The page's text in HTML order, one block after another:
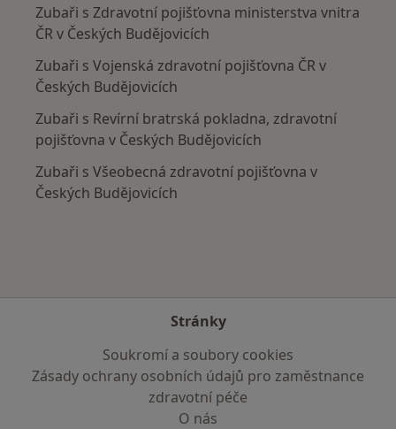
Zubaři s Zdravotní pojišťovna ministerstva vnitra
ČR v Českých Budějovicích
Zubaři s Vojenská zdravotní pojišťovna ČR v
Českých Budějovicích
Zubaři s Revírní bratrská pokladna, zdravotní
pojišťovna v Českých Budějovicích
Zubaři s Všeobecná zdravotní pojišťovna v
Českých Budějovicích
Stránky
Soukromí a soubory cookies
Zásady ochrany osobních údajů pro zaměstnance
zdravotní péče
O nás